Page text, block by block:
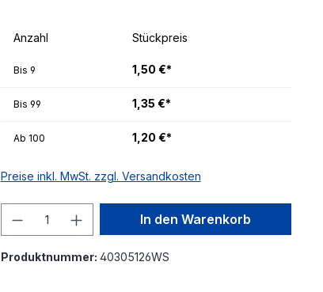
Anzahl Stückpreis
Bis 9 1,50 €*
Bis 99 1,35 €*
Ab 100 1,20 €*
Preise inkl. MwSt. zzgl. Versandkosten
Produkt Anzahl: Gib den
In den Warenkorb
Produktnummer: 40305126WS